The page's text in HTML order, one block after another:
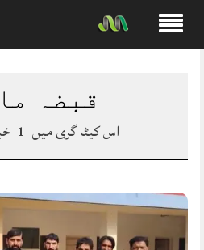
قبضہ
اس کیٹا گری میں 1